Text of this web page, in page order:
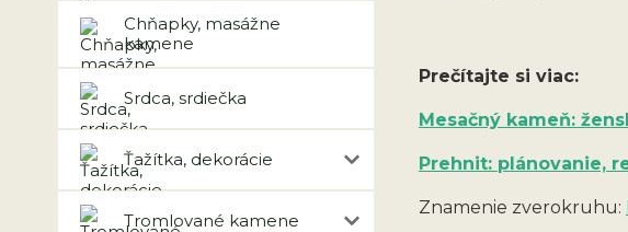
Chňapky, masážne
kamene
Srdca, srdiečka
Ťažítka, dekorácie
Tromlované kamene
Prečítajte si viac:
Mesačný kameň:
Prehnit: plánovanie,
Znamenie zverokruhu: